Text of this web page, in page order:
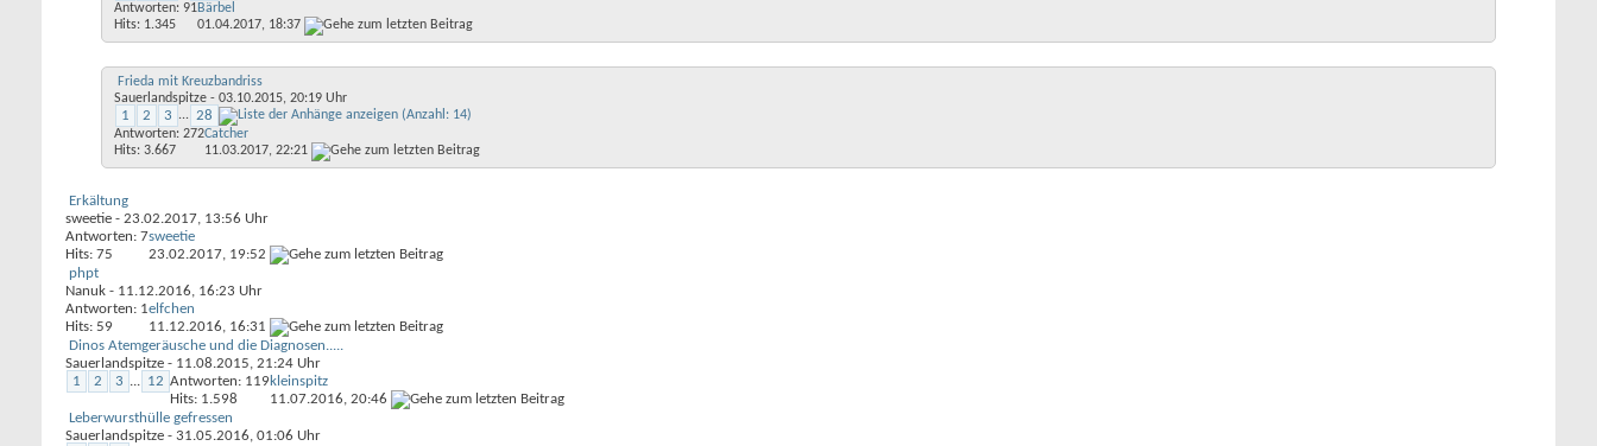
Antworten: 91
Hits: 1.345
Bärbel
01.04.2017, 18:37
Frieda mit Kreuzbandriss
Sauerlandspitze - 03.10.2015, 20:19 Uhr
1 2 3 ... 28
Antworten: 272
Hits: 3.667
Catcher
11.03.2017, 22:21
Erkältung
sweetie - 23.02.2017, 13:56 Uhr
Antworten: 7
Hits: 75
sweetie
23.02.2017, 19:52
phpt
Nanuk - 11.12.2016, 16:23 Uhr
Antworten: 1
Hits: 59
elfchen
11.12.2016, 16:31
Dinos Atemgeräusche und die Diagnosen.....
Sauerlandspitze - 11.08.2015, 21:24 Uhr
1
2 3 ... 12 Antworten: 119
Hits: 1.598
kleinspitz
11.07.2016, 20:46
Leberwursthülle gefressen
Sauerlandspitze - 31.05.2016, 01:06 Uhr